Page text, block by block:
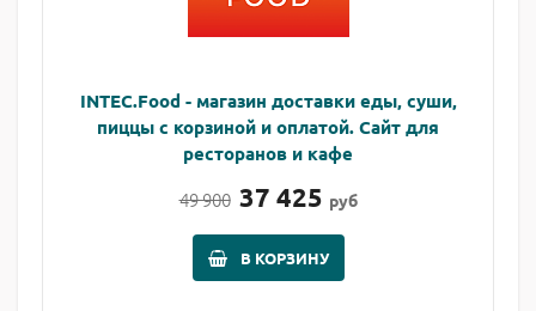
INTEC.Food - магазин доставки еды, суши,
пиццы с корзиной и оплатой. Сайт для
ресторанов и кафе
49 900 37 425 руб
В КОРЗИНУ